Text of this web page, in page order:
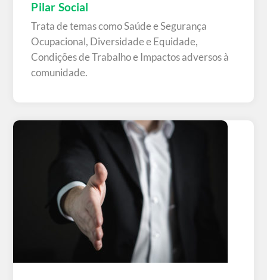
Pilar Social
Trata de temas como Saúde e Segurança
Ocupacional, Diversidade e Equidade,
Condições de Trabalho e Impactos adversos à
comunidade.